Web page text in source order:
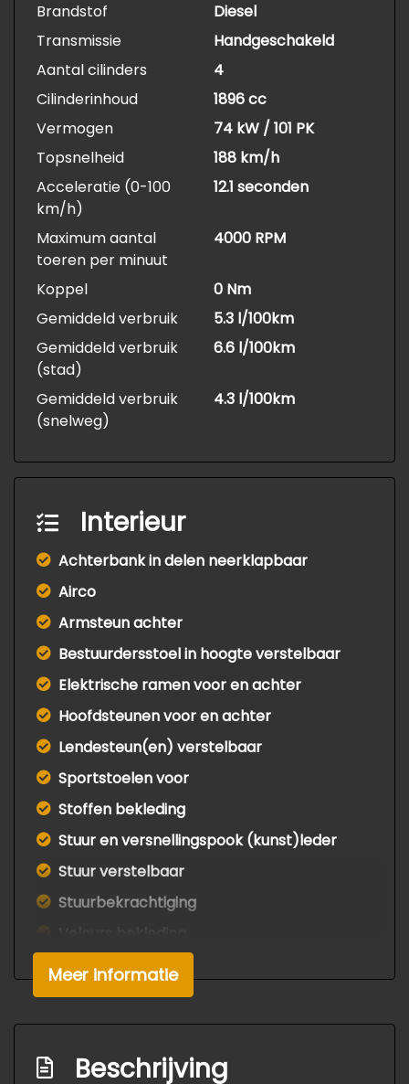
Brandstof
Diesel
Transmissie
Handgeschakeld
Aantal cilinders
4
Cilinderinhoud
1896 cc
Vermogen
74 kW / 101 PK
Topsnelheid
188 km/h
Acceleratie (0-100
km/h)
12.1 seconden
Maximum aantal
toeren per minuut
4000 RPM
Koppel
0 Nm
Gemiddeld verbruik
5.3 l/100km
Gemiddeld verbruik
(stad)
6.6 l/100km
Gemiddeld verbruik
(snelweg)
4.3 l/100km
Interieur
Achterbank in delen neerklapbaar
Airco
Armsteun achter
Bestuurdersstoel in hoogte verstelbaar
Elektrische ramen voor en achter
Hoofdsteunen voor en achter
Lendesteun(en) verstelbaar
Sportstoelen voor
Stoffen bekleding
Stuur en versnellingspook (kunst)leder
Stuur verstelbaar
Stuurbekrachtiging
Exterieur
verwarmbaar
Meer informatie
Beschrijving